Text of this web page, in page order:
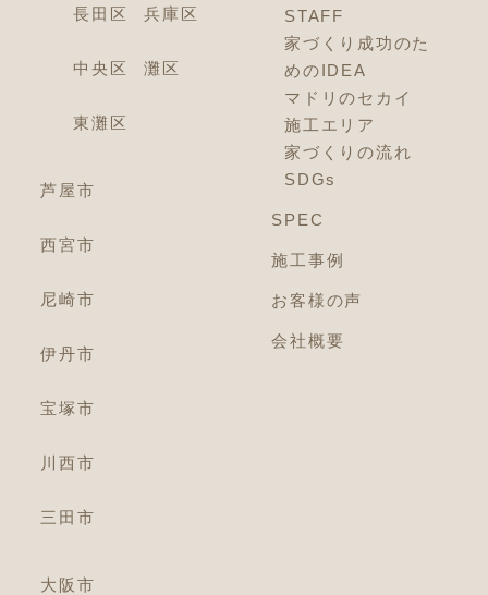
長田区 兵庫区
中央区 灘区
東灘区
芦屋市
西宮市
尼崎市
伊丹市
宝塚市
川西市
三田市
大阪市
STAFF
家づくり成功のた
めのIDEA
マドリのセカイ
施工エリア
家づくりの流れ
SDGs
SPEC
施工事例
お客様の声
会社概要